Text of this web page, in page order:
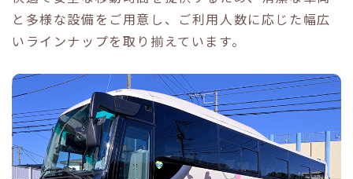
と多様な設備をご用意し、ご利用人数に応じた幅広
いラインナップを取り揃えています。